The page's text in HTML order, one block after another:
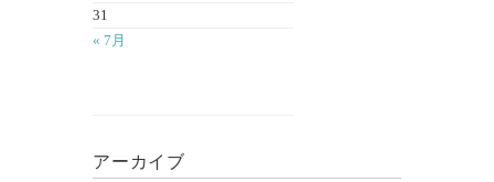
« 7月
31
アーカイブ